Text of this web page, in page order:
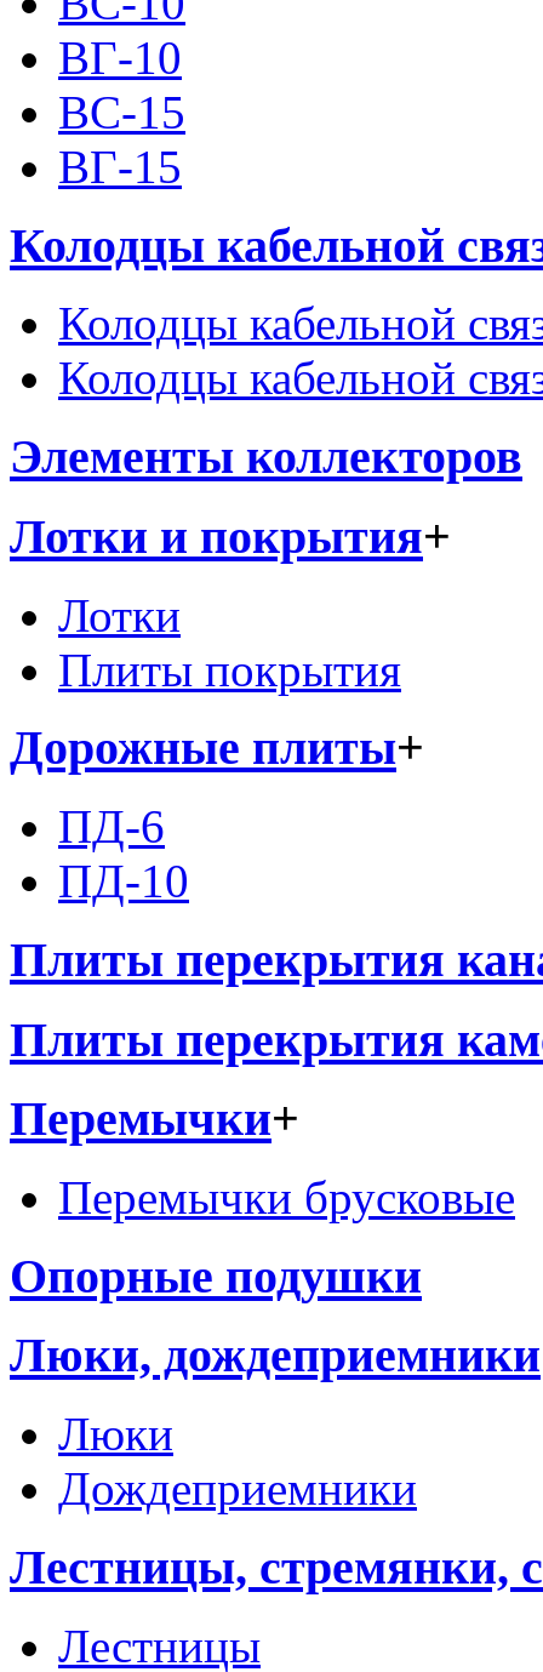
ВГ-10
ВС-15
ВГ-15
Колодцы кабельной
Колодцы кабельной
Колодцы кабельной
Элементы коллекторов
Лотки и покрытия+
Лотки
Плиты покрытия
Дорожные плиты+
ПД-6
ПД-10
Плиты перекрытия
Плиты перекрытия
Перемычки+
Перемычки брусковые
Опорные подушки
Люки, дождеприемники
Люки
Дождеприемники
Лестницы, стремянки,
Лестницы